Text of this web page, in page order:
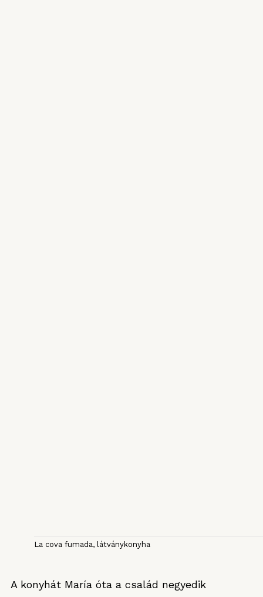
La cova fumada, látványkonyha
A konyhát María óta a család negyedik